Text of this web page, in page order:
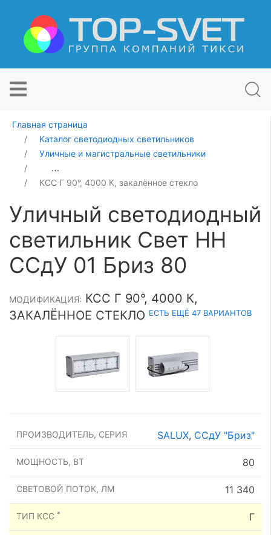
Главная страница
Каталог светодиодных светильников
Уличные и магистральные светильники
Уличный светодиодный светильник Свет НН ССдУ 01
КСС Г 90°, 4000 К, закалённое стекло
Уличный светодиодный
светильник Свет НН
ССдУ 01 Бриз 80
МОДИФИКАЦИЯ: КСС Г 90°, 4000 К,
ЗАКАЛЁННОЕ СТЕКЛО ЕСТЬ ЕЩЁ 47 ВАРИАНТОВ
ПРОИЗВОДИТЕЛЬ, СЕРИЯ SALUX, ССдУ "Бриз"
МОЩНОСТЬ, ВТ 80
СВЕТОВОЙ ПОТОК, ЛМ 11 340
ТИП КСС * Г